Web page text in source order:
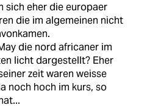
sich eher die europaer
die im algemeinen nicht
die nord africaner im
licht dargestellt? Eher
zeit waren weisse
noch hoch im kurs, so